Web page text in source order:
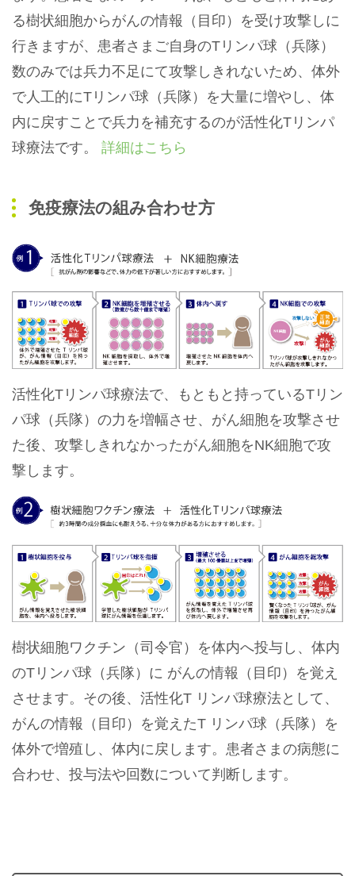
る樹状細胞からがんの情報（目印）を受け攻撃しに
行きますが、患者さまご自身のTリンパ球（兵隊）
数のみでは兵力不足にて攻撃しきれないため、体外
で人工的にTリンパ球（兵隊）を大量に増やし、体
内に戻すことで兵力を補充するのが活性化Tリンパ
球療法です。 詳細はこちら
免疫療法の組み合わせ方
活性化Tリンパ球療法で、もともと持っているTリン
パ球（兵隊）の力を増幅させ、がん細胞を攻撃させ
た後、攻撃しきれなかったがん細胞をNK細胞で攻
撃します。
樹状細胞ワクチン（司令官）を体内へ投与し、体内
のTリンパ球（兵隊）に がんの情報（目印）を覚え
させます。その後、活性化T リンパ球療法として、
がんの情報（目印）を覚えたT リンパ球（兵隊）を
体外で増殖し、体内に戻します。患者さまの病態に
合わせ、投与法や回数について判断します。